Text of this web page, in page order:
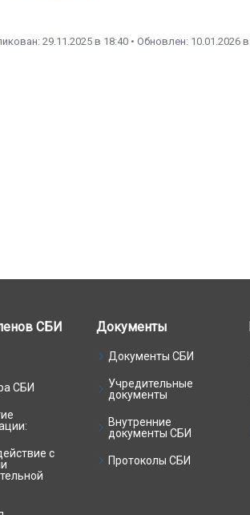
29.11.2025 в 18:40 • Обновлен: 10.01.2026
СБИ
СБИ
с
Документы
Документы СБИ
Учредительные
документы
Внутренние
документы СБИ
Протоколы СБИ